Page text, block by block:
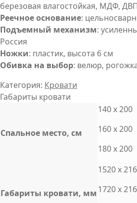
березовая влагостойкая, МДФ, ДВП
Реечное основание:
Подъемный механизм:
Россия
Ножки: пластик, высота 6 см
Обивка на выбор: велюр,
Категория: Кровати
Габариты кровати
Cпальное место, см
140 x 200
160 x 200
180 x 200
Габариты кровати, мм
1520 x
1720 x